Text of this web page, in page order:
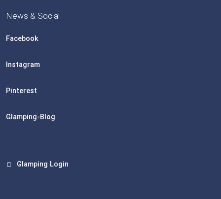
News & Social
Facebook
Instagram
Pinterest
Glamping-Blog
Glamping Login